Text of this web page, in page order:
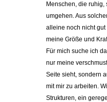
Menschen, die
umgehen. Aus
alleine noch nicht
meine Größe und
Für mich suche ich
nur meine
Seite sieht, sondern
mit mir zu arbeiten.
Strukturen, ein